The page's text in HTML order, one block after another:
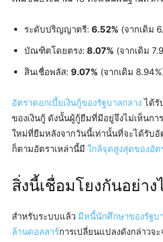
ระดับปริญญาตรี: 6.52% (จากเดิม
บัณฑิตโดยตรง: 8.07% (จากเดิม
สินเชื่อพลัส: 9.07% (จากเดิม
อัตราดอกเบี้ยเงินกู้ของรัฐบาลกลางได้รั
ของเงินกู้ ดังนั้นผู้กู้ยืมที่มีอยู่จึงไม่เห็นกา
ใหม่ที่ยืมหลังจากวันนี้เท่านั้นที่จะได้รับอั
ก็ตามอัตราเหล่านี้มี ใกล้จุดสูงสุดของอั
สิ่งนี้เชื่อมโยงกันอย่าง
สำหรับระบบแล้ว มีหนี้นักศึกษาของรัฐบ
ล้านดอลลาร์การเปลี่ยนแปลงดังกล่าวจ